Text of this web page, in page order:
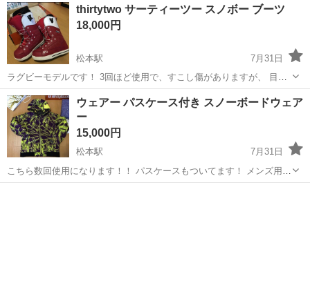
thirtytwo サーティーツー スノボー ブーツ
18,000円
松本駅
7月31日
ラグビーモデルです！ 3回ほど使用で、すこし傷がありますが、 目立
つかんじではないので まだまだ使って頂けます！ 箱はかなり色あせあ
ります
長野 松本市 スノーボード
ウェアー パスケース付き スノーボードウェア
ー
15,000円
松本駅
7月31日
こちら数回使用になります！！ パスケースもついてます！ メンズ用の
Sですが、 レディースのＬの方でも着て頂けます(•̀ᴗ•́)و ̑̑